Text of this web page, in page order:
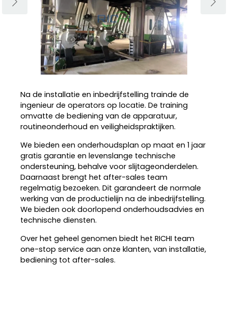
Na de installatie en inbedrijfstelling trainde de
ingenieur de operators op locatie. De training
omvatte de bediening van de apparatuur,
routineonderhoud en veiligheidspraktijken.
We bieden een onderhoudsplan op maat en 1 jaar
gratis garantie en levenslange technische
ondersteuning, behalve voor slijtageonderdelen.
Daarnaast brengt het after-sales team
regelmatig bezoeken. Dit garandeert de normale
werking van de productielijn na de inbedrijfstelling.
We bieden ook doorlopend onderhoudsadvies en
technische diensten.
Over het geheel genomen biedt het RICHI team
one-stop service aan onze klanten, van installatie,
bediening tot after-sales.